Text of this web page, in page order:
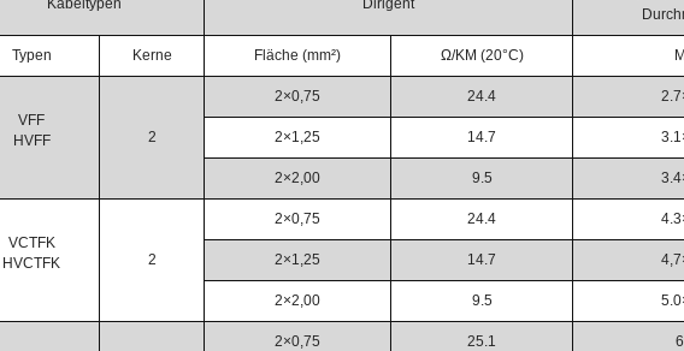
Kabeltypen Dirigent
Typen Kerne Fläche (mm²) Ω/KM (20°C)
VFF
HVFF
2
2×0,75 24.4
2×1,25 14.7
2×2,00 9.5
VCTFK
HVCTFK
2
2×0,75 24.4
2×1,25 14.7
2×2,00 9.5
2×0,75 25.1